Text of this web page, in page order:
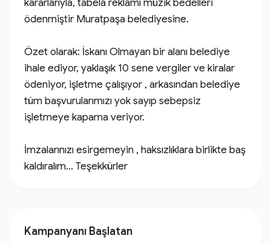
ödenmiştir Muratpaşa belediyesine.
Özet olarak: İskanı Olmayan bir alanı belediye
ihale ediyor, yaklaşık 10 sene vergiler ve kiralar
ödeniyor, işletme çalışıyor , arkasından belediye
tüm başvurularımızı yok sayıp sebepsiz
işletmeye kapama veriyor.
İmzalarınızı esirgemeyin , haksızlıklara birlikte baş
kaldıralım... Teşekkürler
Kampanyanı Başlatan